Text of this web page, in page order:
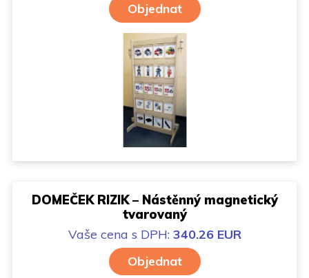
Objednat
DOMEČEK RIZIK – Nástěnný magnetický
tvarovaný
Vaše cena s DPH: 340.26 EUR
Objednat